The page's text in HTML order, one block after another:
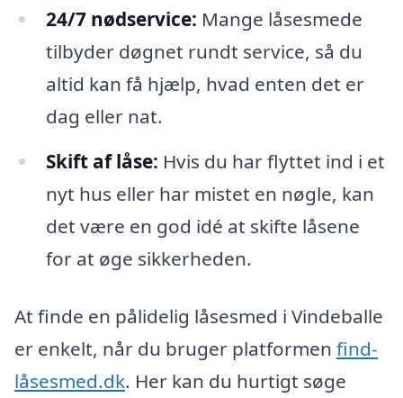
24/7 nødservice: Mange låsesmede
tilbyder døgnet rundt service, så du
altid kan få hjælp, hvad enten det er
dag eller nat.
Skift af låse: Hvis du har flyttet ind i et
nyt hus eller har mistet en nøgle, kan
det være en god idé at skifte låsene
for at øge sikkerheden.
At finde en pålidelig låsesmed i Vindeballe
er enkelt, når du bruger platformen find-
låsesmed.dk. Her kan du hurtigt søge